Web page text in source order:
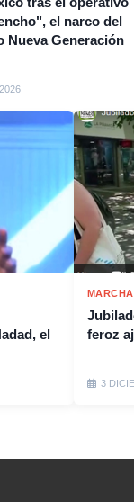
el narco del
Nueva Generación
el
feroz
3